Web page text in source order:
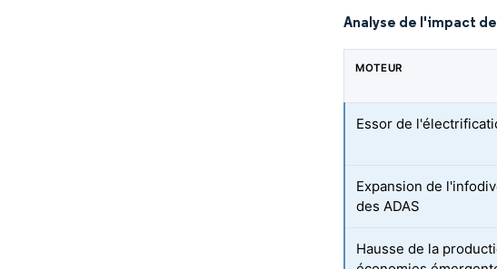
Analyse de l'impact
MOTEUR
Essor de
Expansion de
des ADAS
Hausse de la